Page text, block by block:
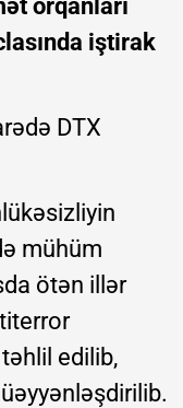
orqanları
iştirak
DTX
mühüm
ötən illər
edilib,